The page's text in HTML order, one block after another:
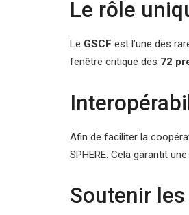
Le rôle
Le GSCF est l’une des
fenêtre critique des 72
Afin de faciliter la
SPHERE. Cela garantit
Soutenir les